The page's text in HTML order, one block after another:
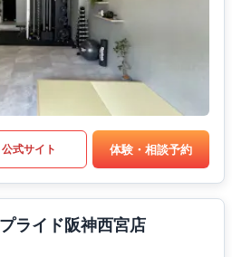
公式サイト 体験・相談予約
ライド阪神西宮店